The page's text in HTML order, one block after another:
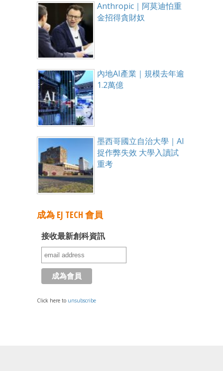
Anthropic｜阿莫迪怕重
金招得貪財奴
內地AI產業｜規模去年逾
1.2萬億
墨西哥國立自治大學｜AI
捉作弊失效 大學入讀試
重考
成為 EJ TECH 會員
接收最新創科資訊
Click here to unsubscribe